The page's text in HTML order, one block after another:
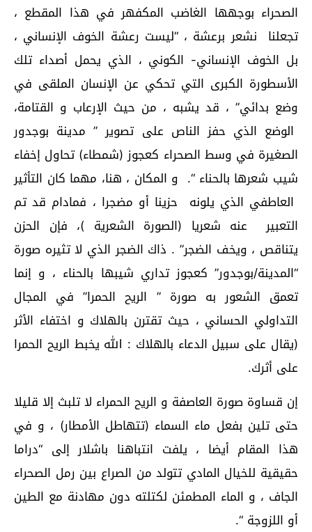
الصحراء بوجهها الغاضب المكفهر في هذا المقطع ،
تجعلنا نشعر برعشة ، “ليست رعشة الخوف الإنساني ،
بل الخوف الإنساني- الكوني ، الذي يحمل أصداء تلك
الأسطورة الكبرى التي تحكي عن الإنسان الملقى في
وضع بدائي” ، قد يشبه ، من حيث الإرعاب و القتامة،
الوضع الذي حفز الناص على تصوير ” مدينة بوجدور
الصغيرة في وسط الصحراء كعجوز (شمطاء) تحاول إخفاء
شيب شعرها بالحناء “. و المكان ، هنا، مهما كان التأثير
العاطفي الذي يلونه حزينا أو مضجرا ، فمادام قد تم
التعبير عنه شعريا (الصورة الشعرية )، فإن الحزن
يتناقص ، ويخف الضجر” . ذاك الضجر الذي لا تثيره صورة
“المدينة/بوجدور” كعجوز تداري شيبها بالحناء ، و إنما
تعمق الشعور به صورة ” الريح الحمرا” في المجال
التداولي الحساني ، حيث تقترن بالهلاك و اختفاء الأثر
(يقال على سبيل الدعاء بالهلاك : الله يخبط الريح الحمرا
على أثرك.
إن قساوة صورة العاصفة و الريح الحمراء لا تلبث إلا قليلا
حتى تلين بفعل ماء السماء (تتهاطل الأمطار) ، و في
هذا المقام أيضا ، يلفت انتباهنا باشلار إلى “دراما
حقيقية للخيال المادي تتولد من الصراع بين رمل الصحراء
الجاف ، و الماء المطمئن لكتلته دون مهادنة مع الطين
أو اللزوجة “.